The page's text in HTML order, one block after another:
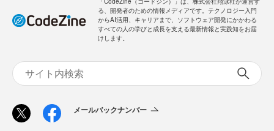
る、開発者のための情報メディアです。テクノロジー入門
からAI活用、キャリアまで、ソフトウェア開発にかかわる
すべての人の学びと成長を支える最新情報と実践知をお届
けします。
メールバックナンバー